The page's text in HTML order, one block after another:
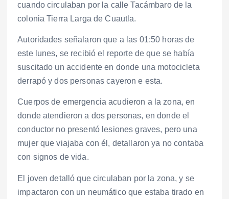
cuando circulaban por la calle Tacámbaro de la
colonia Tierra Larga de Cuautla.
Autoridades señalaron que a las 01:50 horas de
este lunes, se recibió el reporte de que se había
suscitado un accidente en donde una motocicleta
derrapó y dos personas cayeron e esta.
Cuerpos de emergencia acudieron a la zona, en
donde atendieron a dos personas, en donde el
conductor no presentó lesiones graves, pero una
mujer que viajaba con él, detallaron ya no contaba
con signos de vida.
El joven detalló que circulaban por la zona, y se
impactaron con un neumático que estaba tirado en